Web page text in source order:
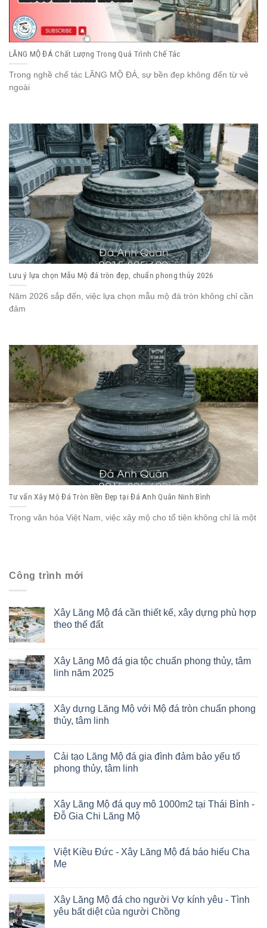
LĂNG MỘ ĐÁ Chất Lượng Trong Quá Trình Chế Tác
Trong nghề chế tác LĂNG MỘ ĐÁ, sự bền đẹp không đến từ vẻ
ngoài
Lưu ý lựa chọn Mẫu Mộ đá tròn đẹp, chuẩn phong thủy 2026
Năm 2026 sắp đến, việc lựa chọn mẫu mộ đá tròn không chỉ cần
đảm
Tư vấn Xây Mộ Đá Tròn Bền Đẹp tại Đá Anh Quân Ninh Bình
Trong văn hóa Việt Nam, việc xây mộ cho tổ tiên không chỉ là một
Công trình mới
Xây Lăng Mộ đá cần thiết kế, xây dựng phù hợp
theo thế đất
Xây Lăng Mô đá gia tộc chuẩn phong thủy, tâm
linh năm 2025
Xây dựng Lăng Mộ với Mộ đá tròn chuẩn phong
thủy, tâm linh
Cải tạo Lăng Mộ đá gia đình đảm bảo yếu tố
phong thủy, tâm linh
Xây Lăng Mộ đá quy mô 1000m2 tại Thái Bình -
Đỗ Gia Chi Lăng Mộ
Việt Kiều Đức - Xây Lăng Mộ đá báo hiếu Cha
Mẹ
Xây Lăng Mộ đá cho người Vợ kính yêu - Tình
yêu bất diệt của người Chồng